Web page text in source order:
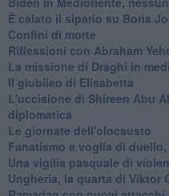
È calato il sipario su Boris
Confini di morte
Riflessioni con Abraham
La missione di Draghi in
Il giubileo di Elisabetta
L'uccisione di Shireen Abu
diplomatica
Le giornate dell'olocausto
Fanatismo e voglia di
Una vigilia pasquale di
Ungheria, la quarta di Viktor